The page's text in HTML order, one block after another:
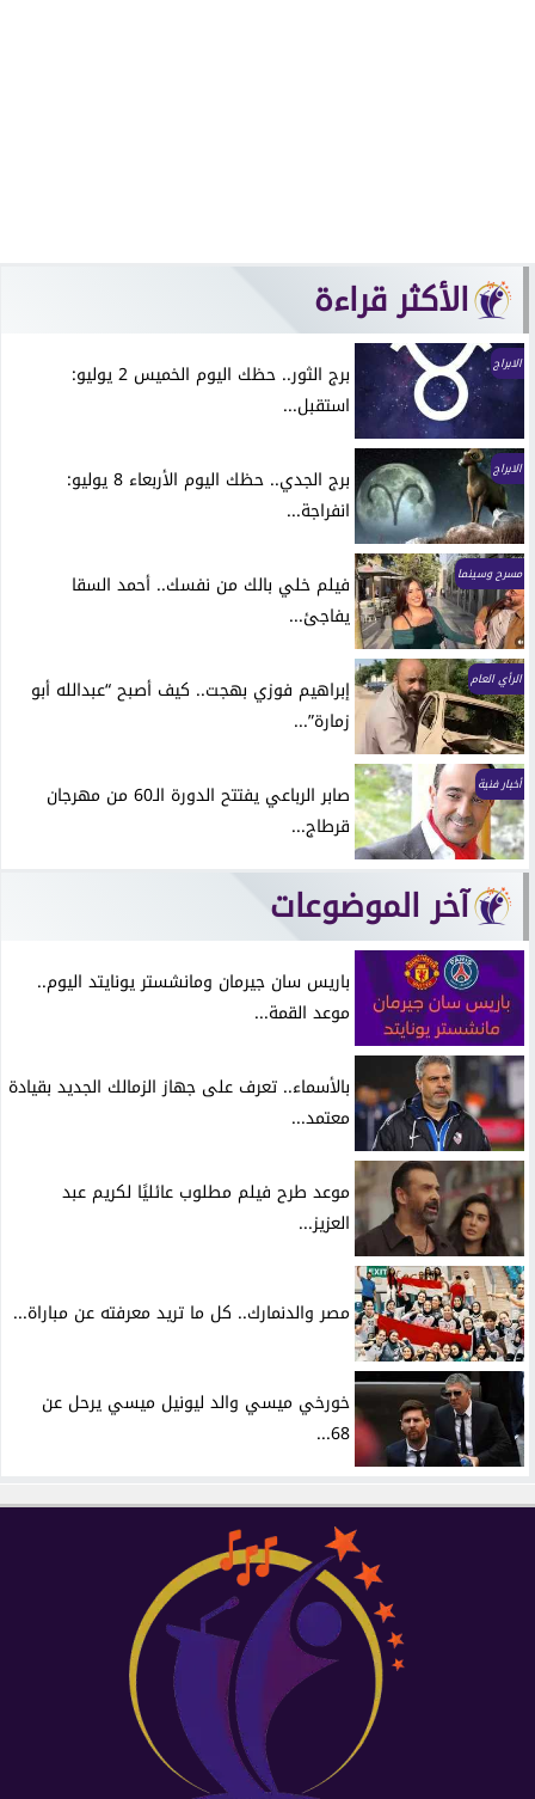
الأكثر قراءة
الابراج
برج الثور.. حظك اليوم الخميس 2 يوليو:
استقبل...
الابراج
برج الجدي.. حظك اليوم الأربعاء 8 يوليو:
انفراجة...
مسرح وسينما
فيلم خلي بالك من نفسك.. أحمد السقا
يفاجئ...
الرأي العام
إبراهيم فوزي بهجت.. كيف أصبح “عبدالله أبو
زمارة”...
أخبار فنية
صابر الرباعي يفتتح الدورة الـ60 من مهرجان
قرطاج...
آخر الموضوعات
باريس سان جيرمان ومانشستر يونايتد اليوم..
موعد القمة...
بالأسماء.. تعرف على جهاز الزمالك الجديد بقيادة
معتمد...
موعد طرح فيلم مطلوب عائليًا لكريم عبد
العزيز...
مصر والدنمارك.. كل ما تريد معرفته عن مباراة...
خورخي ميسي والد ليونيل ميسي يرحل عن
68...